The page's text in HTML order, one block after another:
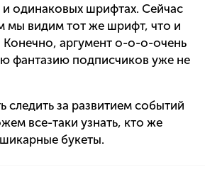
и одинаковых шрифтах. Сейчас
мы видим тот же шрифт, что и
Конечно, аргумент о-о-о-очень
фантазию подписчиков уже не
следить за развитием событий
все-таки узнать, кто же
букеты.